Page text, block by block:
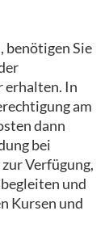
benötigen Sie
erhalten. In
am
dann
bei
Verfügung,
und
Kursen und